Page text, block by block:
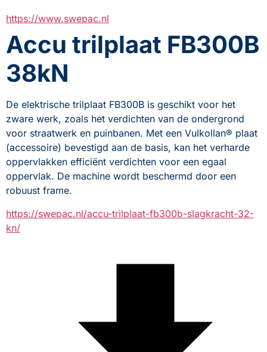
https://www.swepac.nl
Accu trilplaat FB300B
38kN
De elektrische trilplaat FB300B is geschikt voor het
zware werk, zoals het verdichten van de ondergrond
voor straatwerk en puinbanen. Met een Vulkollan® plaat
(accessoire) bevestigd aan de basis, kan het verharde
oppervlakken efficiënt verdichten voor een egaal
oppervlak. De machine wordt beschermd door een
robuust frame.
https://swepac.nl/accu-trilplaat-fb300b-slagkracht-32-
kn/